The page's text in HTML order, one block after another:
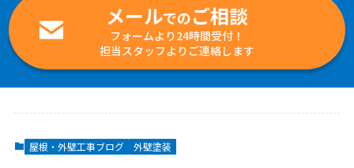
メールでのご相談
フォームより24時間受付！
担当スタッフよりご連絡します
屋根・外壁工事ブログ 外壁塗装